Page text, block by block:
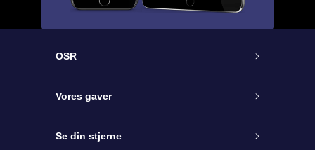
OSR
Kundeservice
Kontakt os
Vores gaver
Online Stjernegave
Se din stjerne